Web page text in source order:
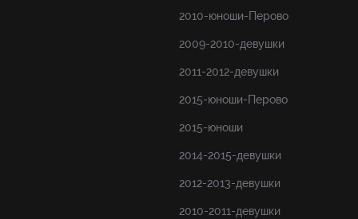
2010-юноши-Перово
2009-2010-девушки
2011-2012-девушки
2015-юноши-Перово
2015-юноши
2014-2015-девушки
2012-2013-девушки
2010-2011-девушки